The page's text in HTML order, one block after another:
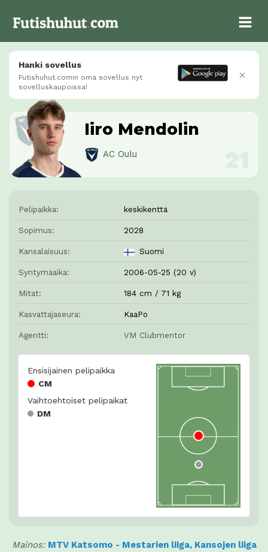
Hanki sovellus
Futishuhut.comin oma sovellus nyt
sovelluskaupoissa!
×
Iiro Mendolin
AC Oulu
Pelipaikka: keskikenttä
Sopimus: 2028
Kansalaisuus: Suomi
Syntymäaika: 2006-05-25 (20 v)
Mitat: 184 cm / 71 kg
Kasvattajaseura: KaaPo
Agentti: VM Clubmentor
Ensisijainen pelipaikka
CM
Vaihtoehtoiset pelipaikat
DM
Mainos: MTV Katsomo - Mestarien liiga, Kansojen liiga